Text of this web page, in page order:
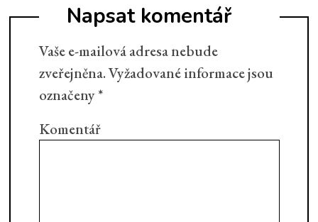
Napsat komentář
Vaše e-mailová adresa nebude
zveřejněna.Vyžadované informace jsou
označeny*
Komentář